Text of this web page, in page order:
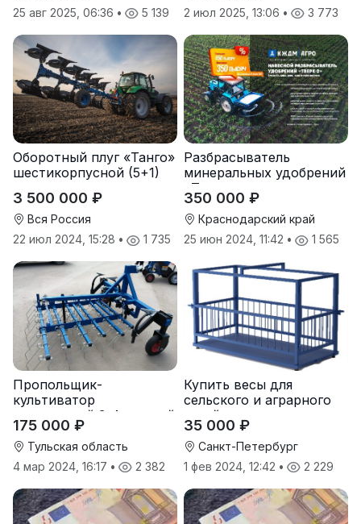
25 авг 2025, 06:36 • 5 139
2 июл 2025, 13:06 • 3 773
Оборотный плуг «Танго»
шестикорпусной (5+1)
3 500 000 ₽
Вся Россия
22 июл 2024, 15:28 • 1 735
Разбрасыватель
минеральных удобрений
«Тверк»
350 000 ₽
Краснодарский край
25 июн 2024, 11:42 • 1 565
Пропольщик-
культиватор
штригерный 3-4-рядный
«ТУЛКА-3/4»
175 000 ₽
Тульская область
4 мар 2024, 16:17 • 2 382
Купить весы для
сельского и аграрного
хозяйства от
производителя
35 000 ₽
Санкт-Петербург
1 фев 2024, 12:42 • 2 229